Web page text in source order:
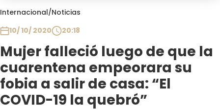
Internacional/Noticias
10/ 10/ 2020
20:18
Mujer falleció luego de que la
cuarentena empeorara su
fobia a salir de casa: “El
COVID-19 la quebró”
Club De La Comedia
Plan Perfecto
El Tiempo
Sabingo
Todos Los Programas